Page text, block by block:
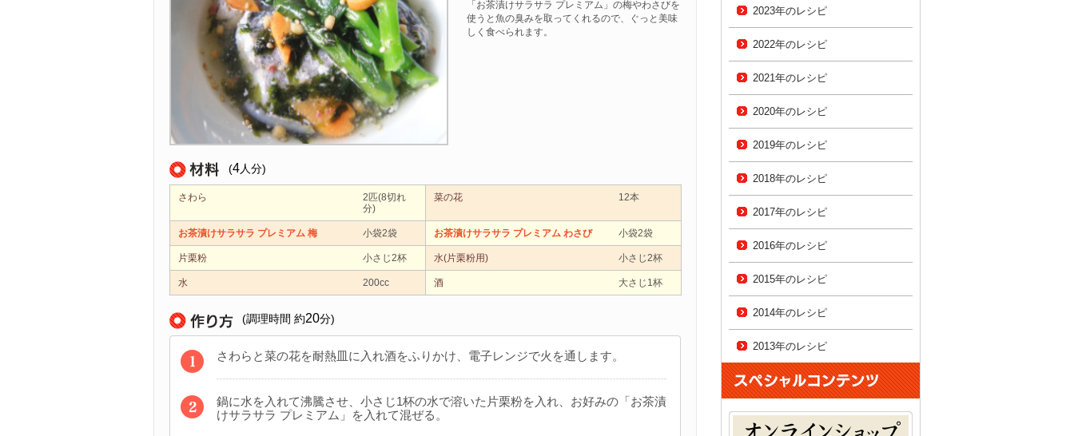
「お茶漬けサラサラ プレミアム」の梅やわさびを
使うと魚の臭みを取ってくれるので、ぐっと美味
しく食べられます。
(4人分)
さわら
2匹(8切れ
分)
菜の花 12本
お茶漬けサラサラ プレミアム 梅 小袋2袋 お茶漬けサラサラ プレミアム わさび 小袋2袋
片栗粉 小さじ2杯 水(片栗粉用) 小さじ2杯
水 200cc 酒 大さじ1杯
(調理時間 約20分)
さわらと菜の花を耐熱皿に入れ酒をふりかけ、電子レンジで火を通します。
鍋に水を入れて沸騰させ、小さじ1杯の水で溶いた片栗粉を入れ、お好みの「お茶漬
けサラサラ プレミアム」を入れて混ぜる。
2023年のレシピ
2022年のレシピ
2021年のレシピ
2020年のレシピ
2019年のレシピ
2018年のレシピ
2017年のレシピ
2016年のレシピ
2015年のレシピ
2014年のレシピ
2013年のレシピ